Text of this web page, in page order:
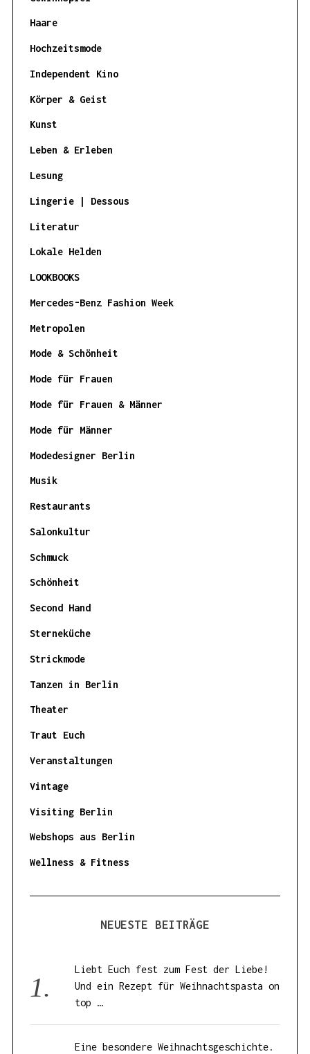
Haare
Hochzeitsmode
Independent Kino
Körper & Geist
Kunst
Leben & Erleben
Lesung
Lingerie | Dessous
Literatur
Lokale Helden
LOOKBOOKS
Mercedes-Benz Fashion Week
Metropolen
Mode & Schönheit
Mode für Frauen
Mode für Frauen & Männer
Mode für Männer
Modedesigner Berlin
Musik
Restaurants
Salonkultur
Schmuck
Schönheit
Second Hand
Sterneküche
Strickmode
Tanzen in Berlin
Theater
Traut Euch
Veranstaltungen
Vintage
Visiting Berlin
Webshops aus Berlin
Wellness & Fitness
NEUESTE BEITRÄGE
Liebt Euch fest zum Fest der Liebe!
Und ein Rezept für Weihnachtspasta on
top …
Eine besondere Weihnachtsgeschichte.